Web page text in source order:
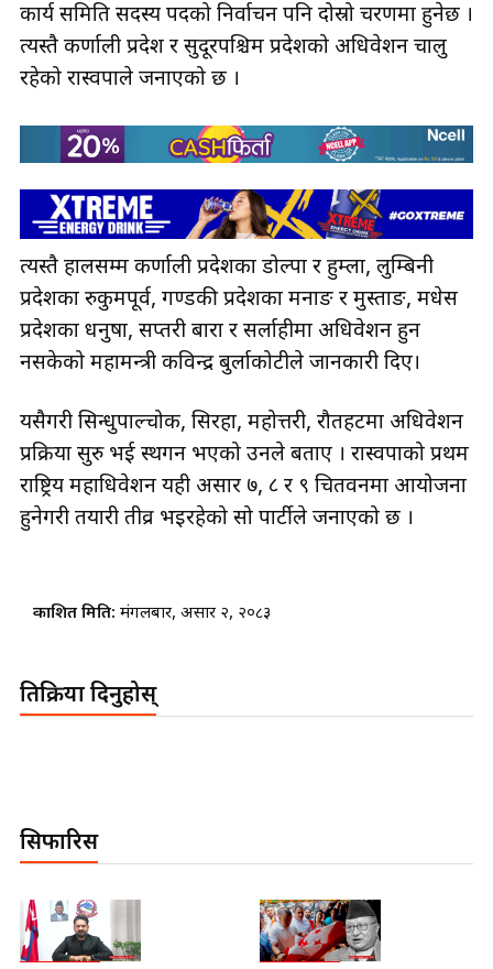
कार्य समिति सदस्य पदको निर्वाचन पनि दोस्रो चरणमा हुनेछ ।
त्यस्तै कर्णाली प्रदेश र सुदूरपश्चिम प्रदेशको अधिवेशन चालु
रहेको रास्वपाले जनाएको छ ।
त्यस्तै हालसम्म कर्णाली प्रदेशका डोल्पा र हुम्ला, लुम्बिनी
प्रदेशका रुकुमपूर्व, गण्डकी प्रदेशका मनाङ र मुस्ताङ, मधेस
प्रदेशका धनुषा, सप्तरी बारा र सर्लाहीमा अधिवेशन हुन
नसकेको महामन्त्री कविन्द्र बुर्लाकोटीले जानकारी दिए।
यसैगरी सिन्धुपाल्चोक, सिरहा, महोत्तरी, रौतहटमा अधिवेशन
प्रक्रिया सुरु भई स्थगन भएको उनले बताए । रास्वपाको प्रथम
राष्ट्रिय महाधिवेशन यही असार ७, ८ र ९ चितवनमा आयोजना
हुनेगरी तयारी तीव्र भइरहेको सो पार्टीले जनाएको छ ।
प्रकाशित मिति: मंगलबार, असार २, २०८३
प्रतिक्रिया दिनुहोस्
सिफारिस